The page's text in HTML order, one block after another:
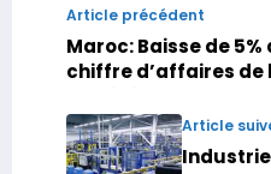
Article précédent
Maroc: Baisse de 5%
chiffre d’affaires de
au 3ème trimestre
Article